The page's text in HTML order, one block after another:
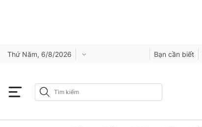
Thứ Năm, 6/8/2026 Bạn cần biết